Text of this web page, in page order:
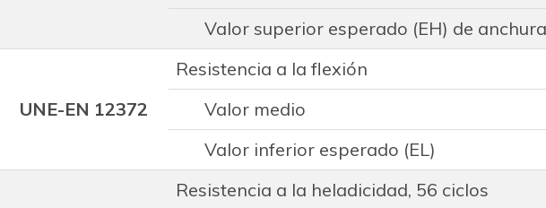
Valor superior esperado (EH) de
UNE-EN 12372
Resistencia a la flexión
Valor medio
Valor inferior esperado (EL)
Resistencia a la heladicidad, 56 ciclos